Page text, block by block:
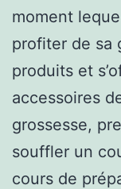
moment
profiter de sa
produits et
accessoires
grossesse,
souffler un
cours de